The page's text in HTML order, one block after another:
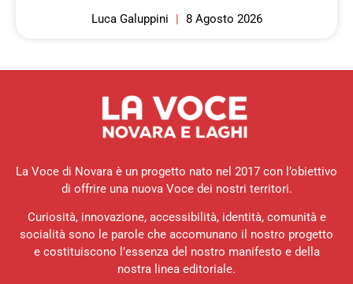
Luca Galuppini 8 Agosto 2026
La Voce di Novara è un progetto nato nel 2017 con l’obiettivo
di offrire una nuova Voce dei nostri territori.
Curiosità, innovazione, accessibilità, identità, comunità e
socialità sono le parole che accomunano il nostro progetto
e costituiscono l’essenza del nostro manifesto e della
nostra linea editoriale.